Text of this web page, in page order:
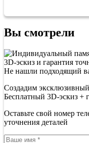
Вы смотрели
Не нашли подходящий
Создадим
Бесплатный 3D-эскиз +
Оставьте свой номер
уточнения деталей